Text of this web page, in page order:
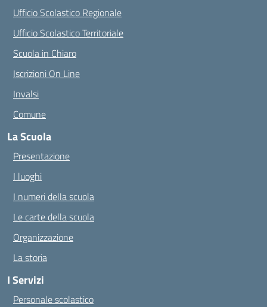
Ufficio Scolastico Regionale
Ufficio Scolastico Territoriale
Scuola in Chiaro
Iscrizioni On Line
Invalsi
Comune
La Scuola
Presentazione
I luoghi
I numeri della scuola
Le carte della scuola
Organizzazione
La storia
I Servizi
Personale scolastico